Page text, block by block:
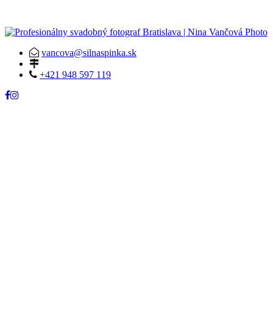
vancova@silnaspinka.sk
+421 948 597 119